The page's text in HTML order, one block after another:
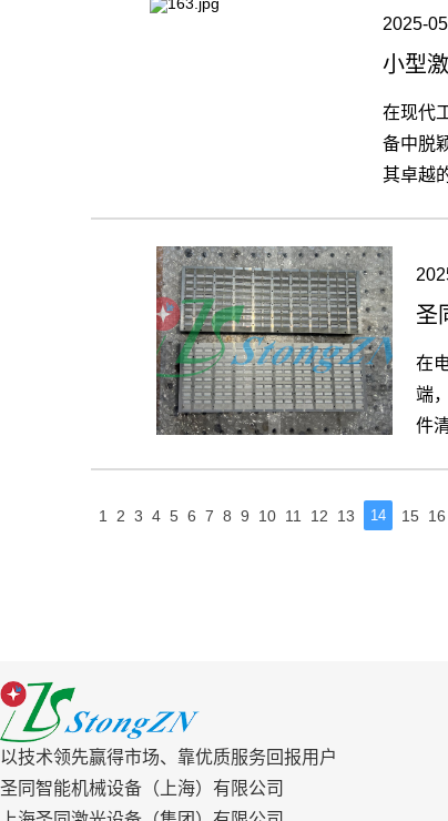
2025-
小型
在现代
备中脱
其卓越
圣
在
端
件
1 2 3 4 5 6 7 8 9 10 11 12 13 14 15 16
以技术领先赢得市场、靠优质服务回报用户
圣同智能机械设备（上海）有限公司